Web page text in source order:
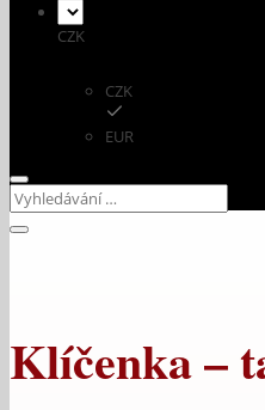
CZK
CZK
EUR
Klíčenka –